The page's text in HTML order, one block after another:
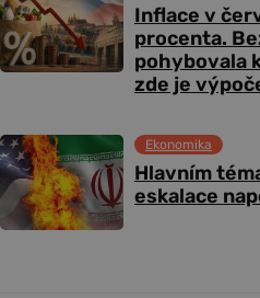
Inflace v
procenta.
pohybovala
zde je
Hlavním
eskalace
Ekonomika